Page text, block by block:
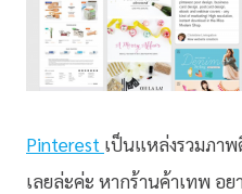
Pinterest เป็นแหล่งรวมภา
เลยล่ะค่ะ หากร้านค้าเทพ อ